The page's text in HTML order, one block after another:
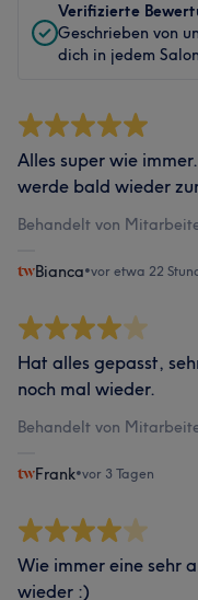
Verifizierte
Geschrieben von
dich in jedem
Alles super wie
werde bald wieder
Behandelt von
Bianca•vor etwa 22
Hat alles gepasst,
noch mal wieder.
Behandelt von
Frank•vor 3 Tagen
Wie immer eine sehr
wieder :)